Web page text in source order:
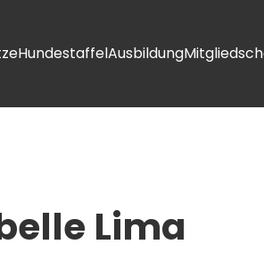
HundestaffelAusbildung
Lima